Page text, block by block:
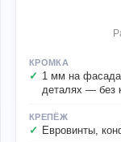
КРОМКА
1 мм на
деталях — без
КРЕПЁЖ
Евровинты,